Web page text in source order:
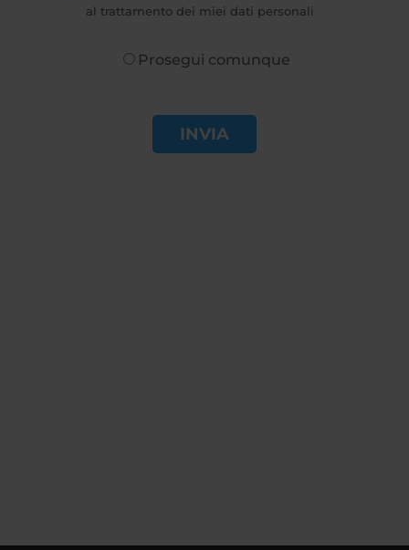
al trattamento dei miei dati personali
Prosegui comunque